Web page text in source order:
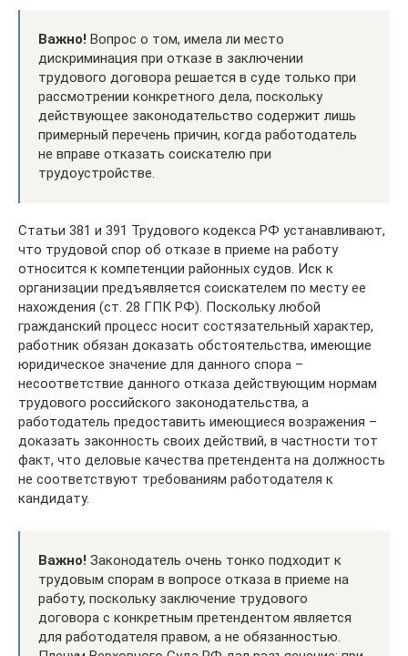
Важно! Вопрос о том, имела ли место
дискриминация при отказе в заключении
трудового договора решается в суде только при
рассмотрении конкретного дела, поскольку
действующее законодательство содержит лишь
примерный перечень причин, когда работодатель
не вправе отказать соискателю при
трудоустройстве.
Статьи 381 и 391 Трудового кодекса РФ устанавливают,
что трудовой спор об отказе в приеме на работу
относится к компетенции районных судов. Иск к
организации предъявляется соискателем по месту ее
нахождения (ст. 28 ГПК РФ). Поскольку любой
гражданский процесс носит состязательный характер,
работник обязан доказать обстоятельства, имеющие
юридическое значение для данного спора –
несоответствие данного отказа действующим нормам
трудового российского законодательства, а
работодатель предоставить имеющиеся возражения –
доказать законность своих действий, в частности тот
факт, что деловые качества претендента на должность
не соответствуют требованиям работодателя к
кандидату.
Важно! Законодатель очень тонко подходит к
трудовым спорам в вопросе отказа в приеме на
работу, поскольку заключение трудового
договора с конкретным претендентом является
для работодателя правом, а не обязанностью.